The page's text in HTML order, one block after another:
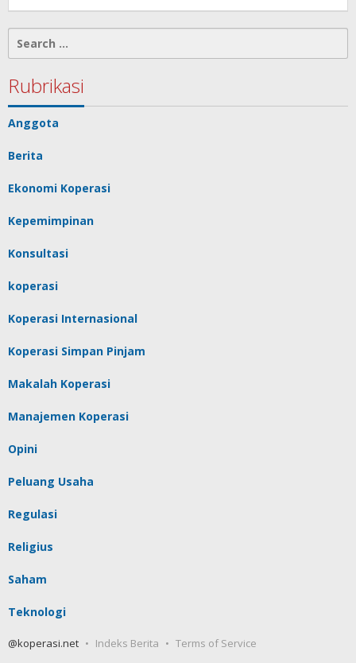
for:
Rubrikasi
Anggota
Berita
Ekonomi Koperasi
Kepemimpinan
Konsultasi
koperasi
Koperasi Internasional
Koperasi Simpan Pinjam
Makalah Koperasi
Manajemen Koperasi
Opini
Peluang Usaha
Regulasi
Religius
Saham
Teknologi
@koperasi.net Indeks Berita Terms of Service